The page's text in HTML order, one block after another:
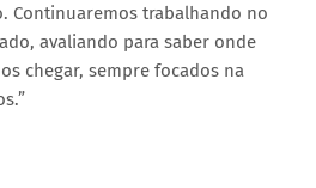
Continuaremos trabalhando no
avaliando para saber onde
chegar, sempre focados na